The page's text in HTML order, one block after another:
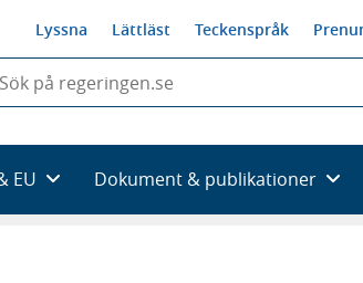
Lyssna Lättläst Teckenspråk
EU Dokument & publikationer